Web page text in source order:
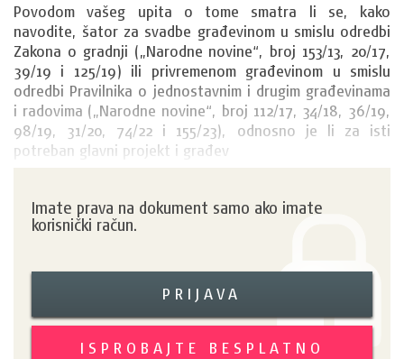
Povodom vašeg upita o tome smatra li se, kako
navodite, šator za svadbe građevinom u smislu odredbi
Zakona o gradnji („Narodne novine“, broj 153/13, 20/17,
39/19 i 125/19) ili privremenom građevinom u smislu
odredbi Pravilnika o jednostavnim i drugim građevinama
i radovima („Narodne novine“, broj 112/17, 34/18, 36/19,
98/19, 31/20, 74/22 i 155/23), odnosno je li za isti
potreban glavni projekt i građev
Imate prava na dokument samo ako imate
korisnički račun.
PRIJAVA
ISPROBAJTE BESPLATNO